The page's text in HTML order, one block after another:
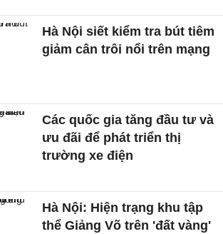
Hà Nội siết kiểm tra bút tiêm
giảm cân trôi nổi trên mạng
Các quốc gia tăng đầu tư và
ưu đãi để phát triển thị
trường xe điện
Hà Nội: Hiện trạng khu tập
thể Giảng Võ trên 'đất vàng'